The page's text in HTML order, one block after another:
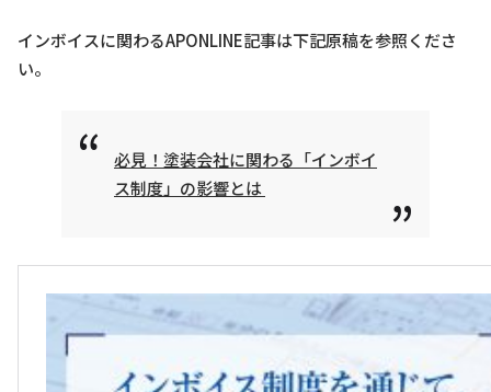
インボイスに関わるAPONLINE記事は下記原稿を参照くださ
い。
必見！塗装会社に関わる「インボイ
ス制度」の影響とは